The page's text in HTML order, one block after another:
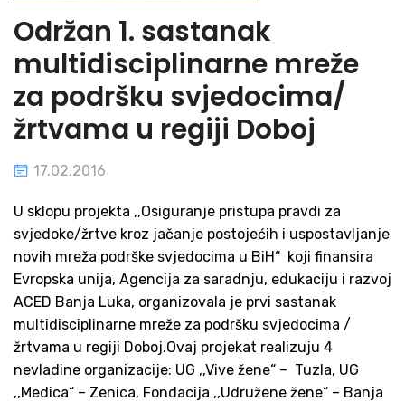
Održan 1. sastanak
multidisciplinarne mreže
za podršku svjedocima/
žrtvama u regiji Doboj
17.02.2016
U sklopu projekta ,,Osiguranje pristupa pravdi za
svjedoke/žrtve kroz jačanje postojećih i uspostavljanje
novih mreža podrške svjedocima u BiH“ koji finansira
Evropska unija, Agencija za saradnju, edukaciju i razvoj
ACED Banja Luka, organizovala je prvi sastanak
multidisciplinarne mreže za podršku svjedocima /
žrtvama u regiji Doboj.Ovaj projekat realizuju 4
nevladine organizacije: UG ,,Vive žene“ – Tuzla, UG
,,Medica“ – Zenica, Fondacija ,,Udružene žene“ – Banja